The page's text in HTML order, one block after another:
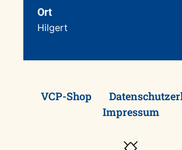
Ort
Hilgert
VCP-Shop
Impressum